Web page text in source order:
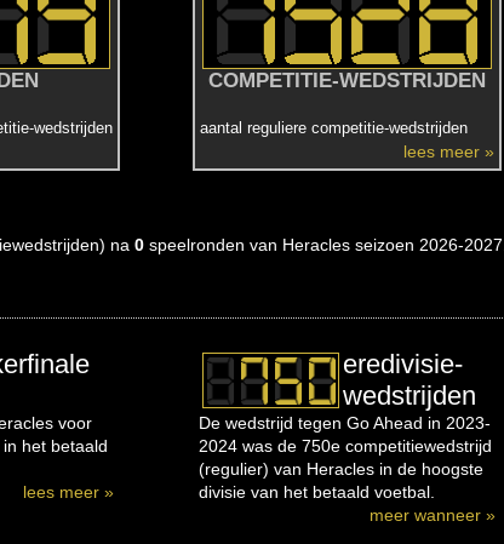
wedstrijden
COMPETITIE-WEDSTRIJDEN
aantal reguliere competitie-wedstrijden
lees meer »
na 0 speelronden van Heracles seizoen 2026-2027.
voor
het betaald
lees meer »
eredivisie-
wedstrijden
De wedstrijd tegen Go Ahead in 2023-
2024 was de 750e competitiewedstrijd
(regulier) van Heracles in de hoogste
divisie van het betaald voetbal.
meer wanneer »